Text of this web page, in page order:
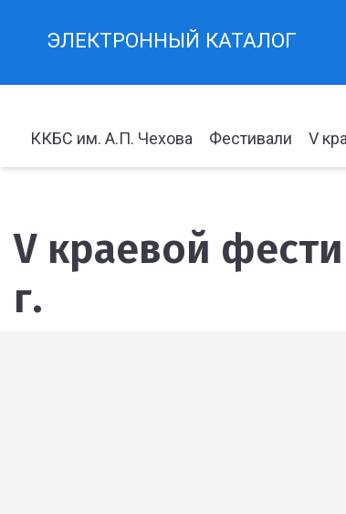
ЭЛЕКТРОННЫЙ КАТАЛОГ
ККБС им. А.П. Чехова Фестивали V
V краевой
г.